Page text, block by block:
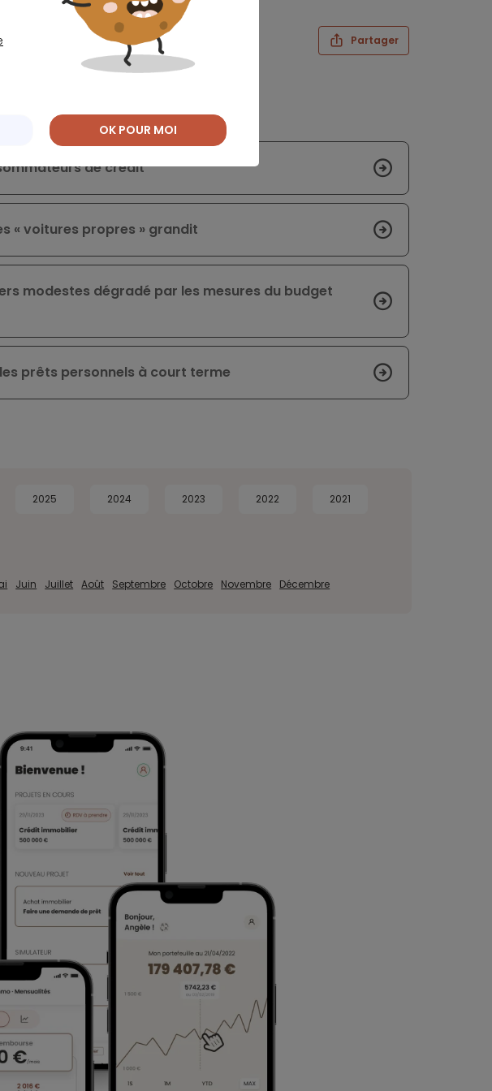
Partager
de crédit
« voitures propres » grandit
modestes dégradé par les mesures du budget
prêts personnels à court terme
2025 2024 2023 2022 2021
Juin Juillet Août Septembre Octobre Novembre Décembre
OK POUR MOI